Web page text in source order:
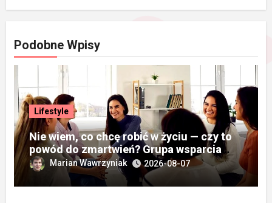
Podobne Wpisy
Lifestyle
Nie wiem, co chcę robić w życiu — czy to
powód do zmartwień? Grupa wsparcia
„Wieża”Marian Wawrzyniak 2026-08-07